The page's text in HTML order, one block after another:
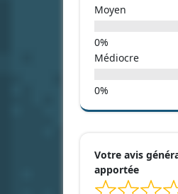
Moyen
Médiocre
Votre avis
apportée